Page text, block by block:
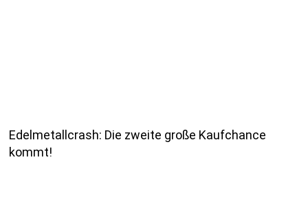
Edelmetallcrash: Die zweite große Kaufchance
kommt!